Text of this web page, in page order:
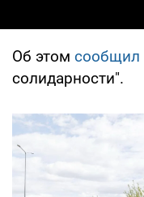
Об этом сообщил
солидарности".